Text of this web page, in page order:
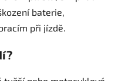
baterie,
při jízdě.